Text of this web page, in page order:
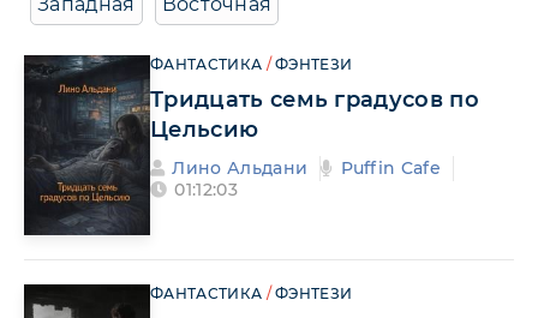
ФАНТАСТИКА /ФЭНТЕЗИ
Тридцать семь градусов по
Цельсию
Лино Альдани
Puffin Cafe
01:12:03
ФАНТАСТИКА /ФЭНТЕЗИ